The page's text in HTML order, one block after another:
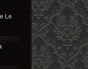
Le